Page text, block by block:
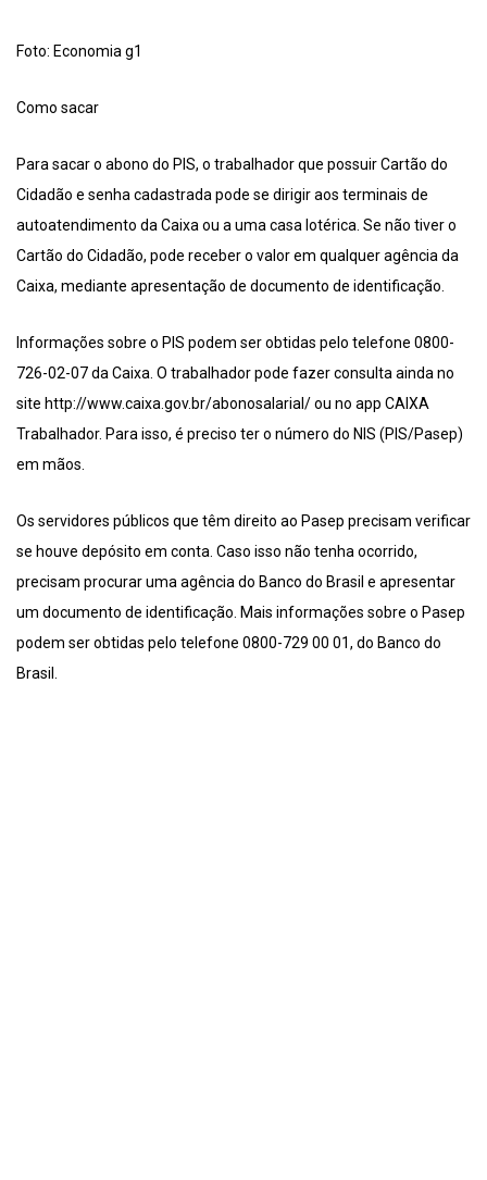
Foto: Economia g1
Como sacar
Para sacar o abono do PIS, o trabalhador que possuir Cartão do
Cidadão e senha cadastrada pode se dirigir aos terminais de
autoatendimento da Caixa ou a uma casa lotérica. Se não tiver o
Cartão do Cidadão, pode receber o valor em qualquer agência da
Caixa, mediante apresentação de documento de identificação.
Informações sobre o PIS podem ser obtidas pelo telefone 0800-
726-02-07 da Caixa. O trabalhador pode fazer consulta ainda no
site http://www.caixa.gov.br/abonosalarial/ ou no app CAIXA
Trabalhador. Para isso, é preciso ter o número do NIS (PIS/Pasep)
em mãos.
Os servidores públicos que têm direito ao Pasep precisam verificar
se houve depósito em conta. Caso isso não tenha ocorrido,
precisam procurar uma agência do Banco do Brasil e apresentar
um documento de identificação. Mais informações sobre o Pasep
podem ser obtidas pelo telefone 0800-729 00 01, do Banco do
Brasil.